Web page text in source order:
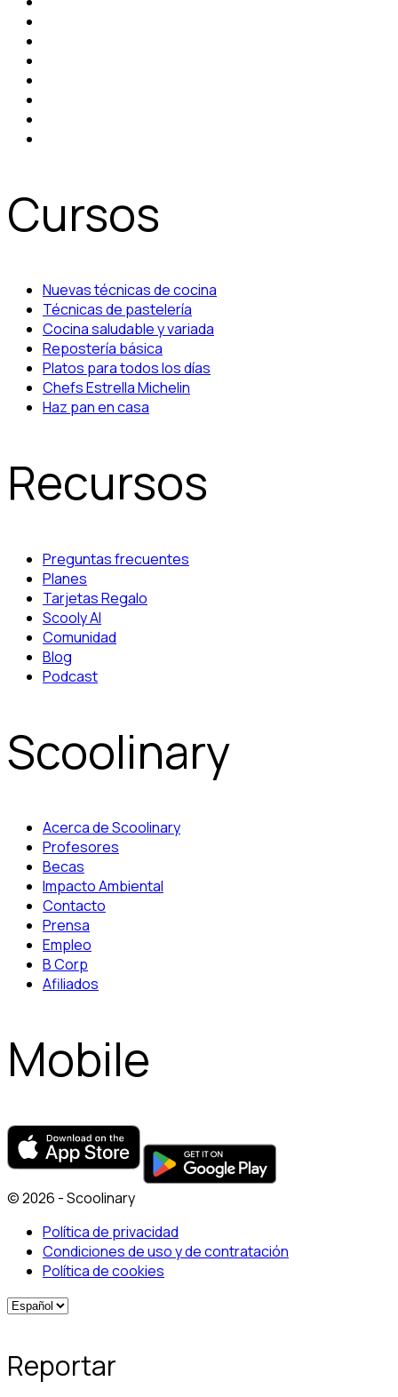
Cursos
Nuevas técnicas de cocina
Técnicas de pastelería
Cocina saludable y variada
Repostería básica
Platos para todos los días
Chefs Estrella Michelin
Haz pan en casa
Recursos
Preguntas frecuentes
Planes
Tarjetas Regalo
Scooly AI
Comunidad
Blog
Podcast
Scoolinary
Acerca de Scoolinary
Profesores
Becas
Impacto Ambiental
Contacto
Prensa
Empleo
B Corp
Afiliados
Mobile
© 2026 - Scoolinary
Política de privacidad
Condiciones de uso y de contratación
Política de cookies
Reportar